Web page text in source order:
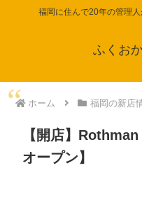
福岡に住んで20年の管理
ふくお
ホーム 福岡の新店
【開店】
オープン】